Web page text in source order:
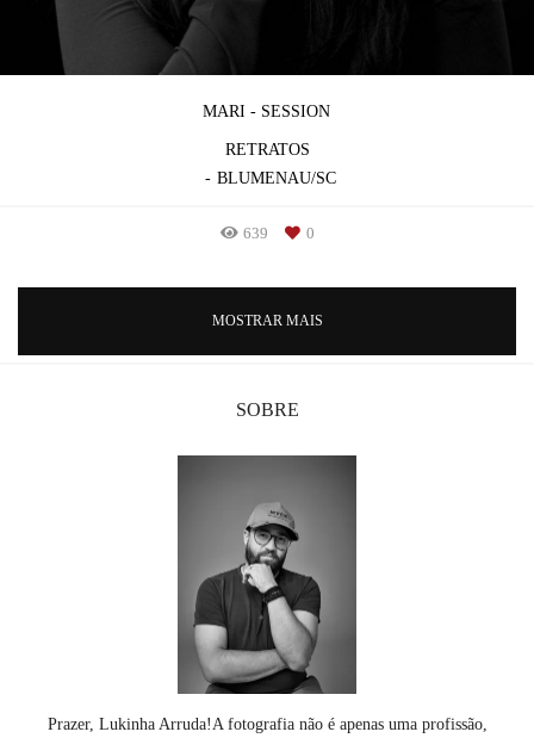
MARI - SESSION
RETRATOS
BLUMENAU/SC
639 0
MOSTRAR MAIS
SOBRE
Prazer, Lukinha Arruda!A fotografia não é apenas uma profissão,